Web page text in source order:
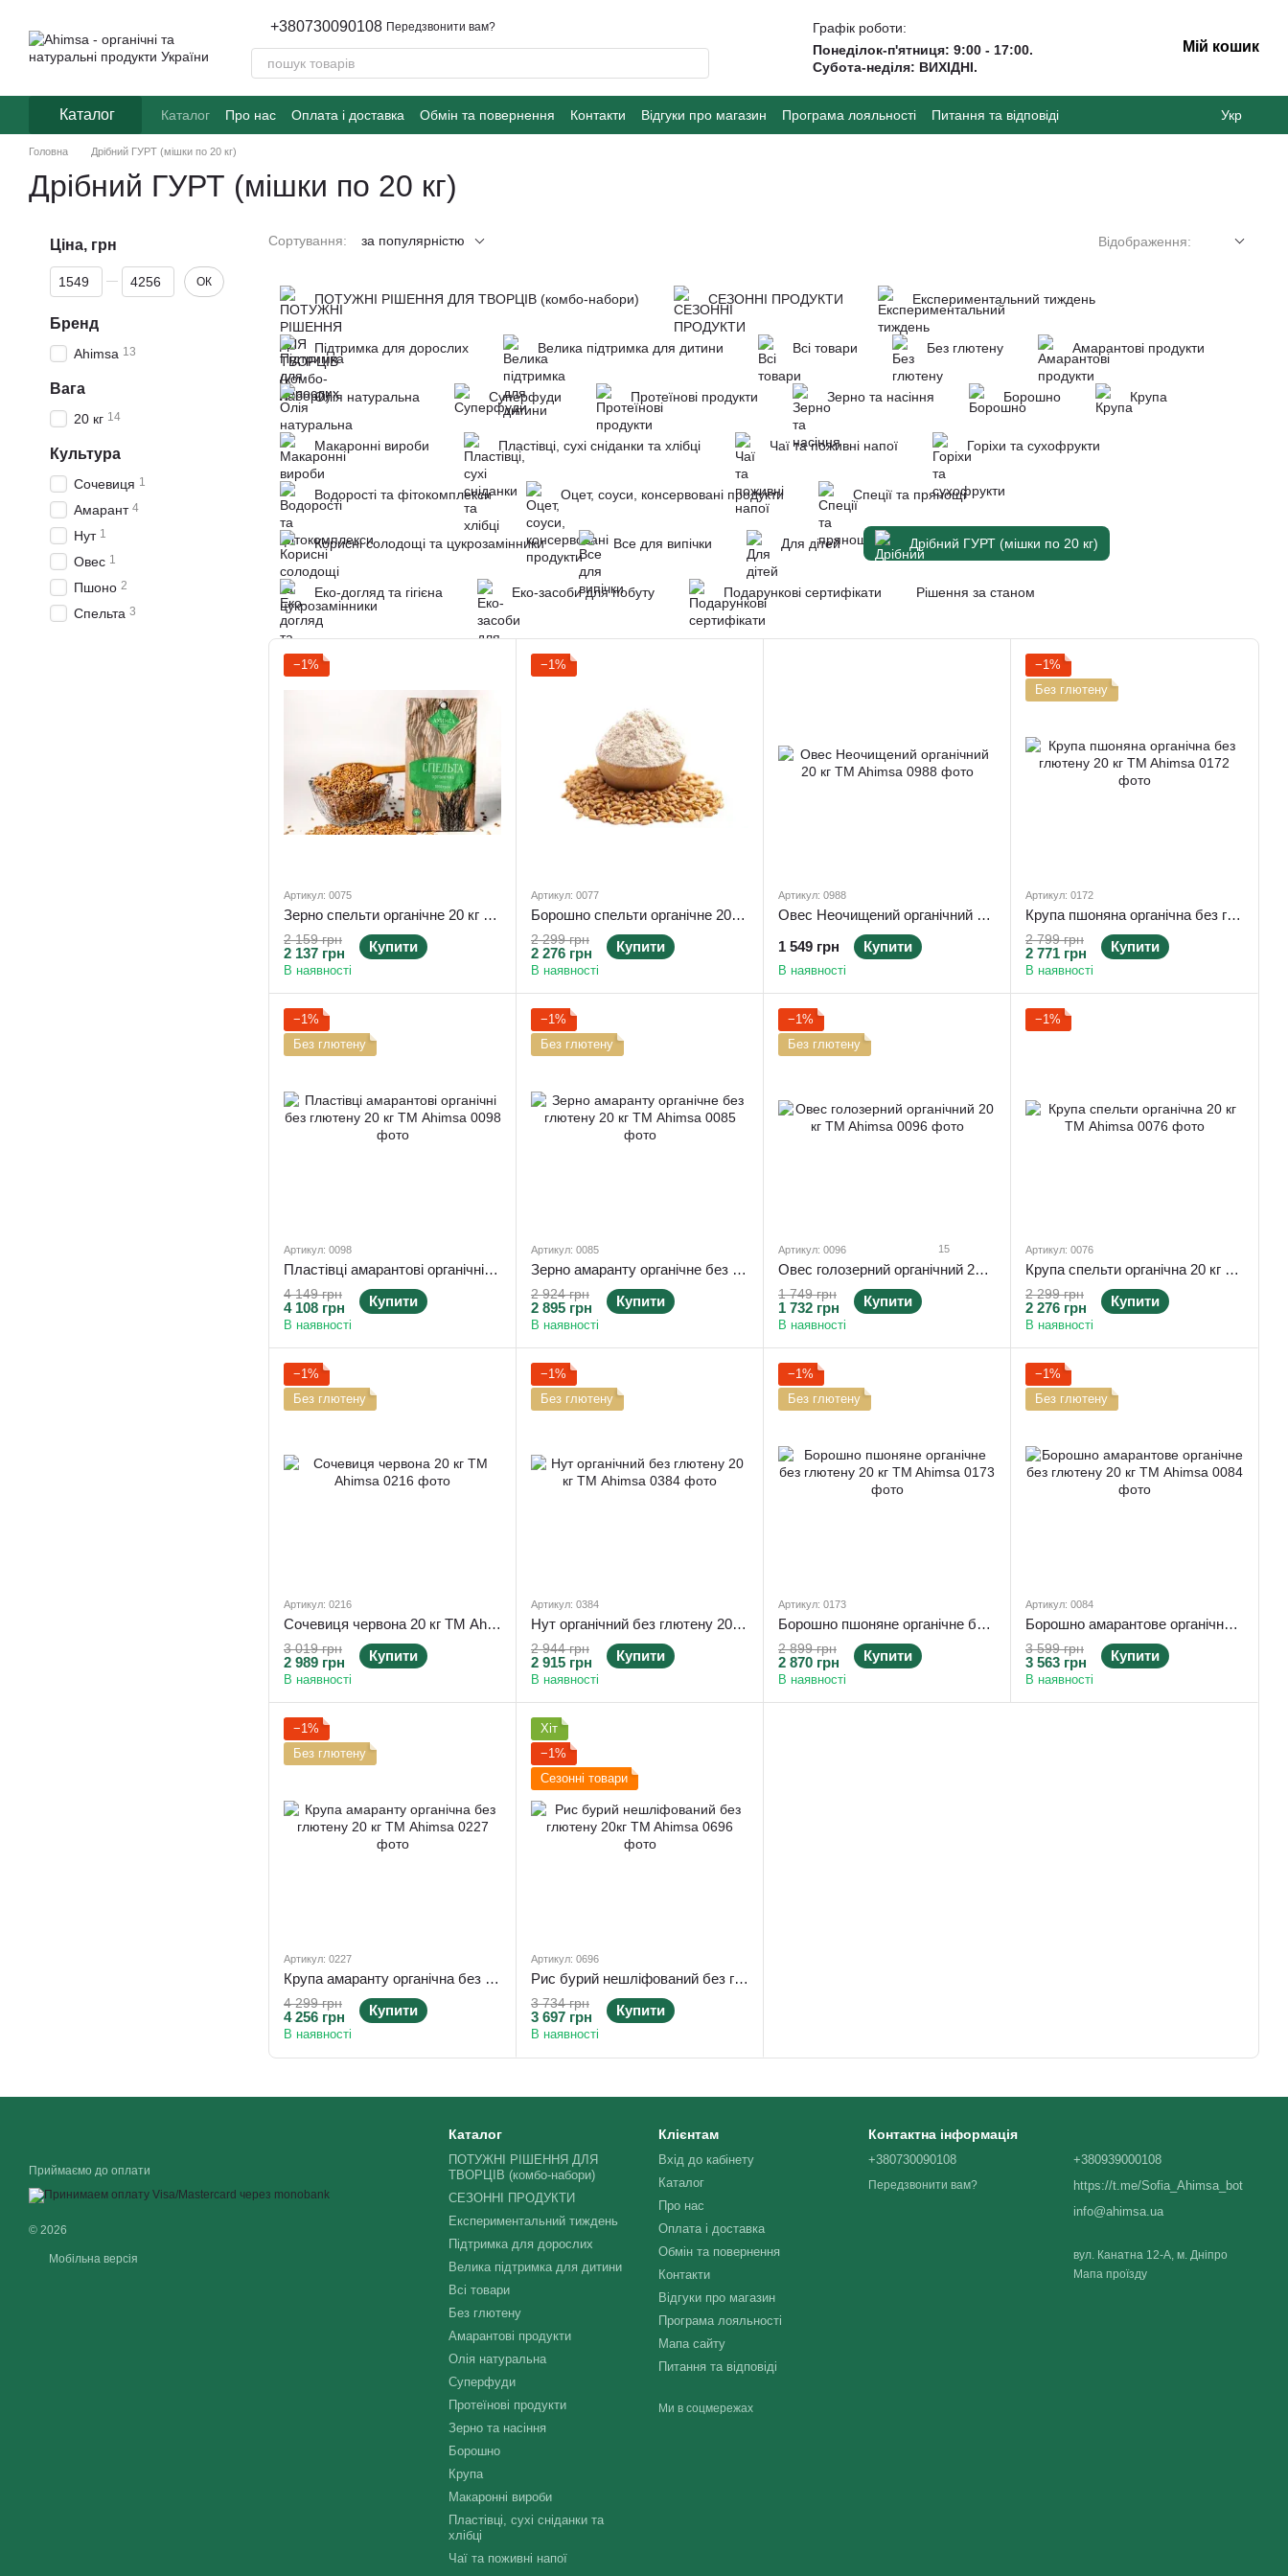
+380730090108 Передзвонити вам?
Графік роботи:
Понеділок-п'ятниця: 9:00 - 17:00.
Субота-неділя: ВИХІДНІ.
Мій кошик
Каталог Каталог Про нас Оплата і доставка Обмін та повернення Контакти Відгуки про магазин Програма лояльності Питання та відповіді Укр
Головна Дрібний ГУРТ (мішки по 20 кг)
Дрібний ГУРТ (мішки по 20 кг)
Сортування: за популярністю Відображення:
ПОТУЖНІ РІШЕННЯ ДЛЯ ТВОРЦІВ (комбо-набори) СЕЗОННІ ПРОДУКТИ Експериментальний тиждень
Підтримка для дорослих Велика підтримка для дитини Всі товари Без глютену Амарантові продукти
Олія натуральна Суперфуди Протеїнові продукти Зерно та насіння Борошно Крупа
Макаронні вироби Пластівці, сухі сніданки та хлібці Чаї та поживні напої Горіхи та сухофрукти
Водорості та фітокомплекси Оцет, соуси, консервовані продукти Спеції та прянощі
Корисні солодощі та цукрозамінники Все для випічки Для дітей Дрібний ГУРТ (мішки по 20 кг)
Еко-догляд та гігієна Еко-засоби для побуту Подарункові сертифікати Рішення за станом
−1%
Артикул: 0075
Зерно спельти органічне 20 кг ТМ Ahimsa
2 159 грн
2 137 грн Купити
В наявності
−1%
Артикул: 0077
Борошно спельти органічне 20 кг жорнового помелу ТМ Ahimsa
2 299 грн
2 276 грн Купити
В наявності
Артикул: 0988
Овес Неочищений органічний 20 кг TM Ahimsa
1 549 грн
Купити
В наявності
−1%
Без глютену
Артикул: 0172
Крупа пшоняна органічна без глютену 20 кг TM Ahimsa
2 799 грн
2 771 грн Купити
В наявності
−1%
Без глютену
Артикул: 0098
Пластівці амарантові органічні без глютену 20 кг ТМ Ahimsa
4 149 грн
4 108 грн Купити
В наявності
−1%
Без глютену
Артикул: 0085
Зерно амаранту органічне без глютену 20 кг ТМ Ahimsa
2 924 грн
2 895 грн Купити
В наявності
−1%
Без глютену
Артикул: 0096 15
Овес голозерний органічний 20 кг TM Ahimsa
1 749 грн
1 732 грн Купити
В наявності
−1%
Артикул: 0076
Крупа спельти органічна 20 кг ТМ Ahimsa
2 299 грн
2 276 грн Купити
В наявності
−1%
Без глютену
Артикул: 0216
Сочевиця червона 20 кг ТМ Ahimsa
3 019 грн
2 989 грн Купити
В наявності
−1%
Без глютену
Артикул: 0384
Нут органічний без глютену 20 кг ТМ Ahimsa
2 944 грн
2 915 грн Купити
В наявності
−1%
Без глютену
Артикул: 0173
Борошно пшоняне органічне без глютену 20 кг TM Ahimsa
2 899 грн
2 870 грн Купити
В наявності
−1%
Без глютену
Артикул: 0084
Борошно амарантове органічне без глютену 20 кг ТМ Ahimsa
3 599 грн
3 563 грн Купити
В наявності
−1%
Без глютену
Артикул: 0227
Крупа амаранту органічна без глютену 20 кг ТМ Ahimsa
4 299 грн
4 256 грн Купити
В наявності
Хіт
−1%
Сезонні товари
Артикул: 0696
Рис бурий нешліфований без глютену 20кг TM Ahimsa
3 734 грн
3 697 грн Купити
В наявності
Ціна, грн
Від Ціна, грн
До Ціна, грн ОК
Бренд
Ahimsa 13
Вага
20 кг 14
Культура
Сочевиця 1
Амарант 4
Нут 1
Овес 1
Пшоно 2
Спельта 3
Приймаємо до оплати
© 2026
Мобільна версія
Каталог
ПОТУЖНІ РІШЕННЯ ДЛЯ
ТВОРЦІВ (комбо-набори)
СЕЗОННІ ПРОДУКТИ
Експериментальний тиждень
Підтримка для дорослих
Велика підтримка для дитини
Всі товари
Без глютену
Амарантові продукти
Олія натуральна
Суперфуди
Протеїнові продукти
Зерно та насіння
Борошно
Крупа
Макаронні вироби
Пластівці, сухі сніданки та
хлібці
Чаї та поживні напої
Клієнтам
Вхід до кабінету
Каталог
Про нас
Оплата і доставка
Обмін та повернення
Контакти
Відгуки про магазин
Програма лояльності
Мапа сайту
Питання та відповіді
Ми в соцмережах
Контактна інформація
+380730090108
Передзвонити вам?
+380939000108
https://t.me/Sofia_Ahimsa_bot
info@ahimsa.ua
вул. Канатна 12-А, м. Дніпро
Мапа проїзду